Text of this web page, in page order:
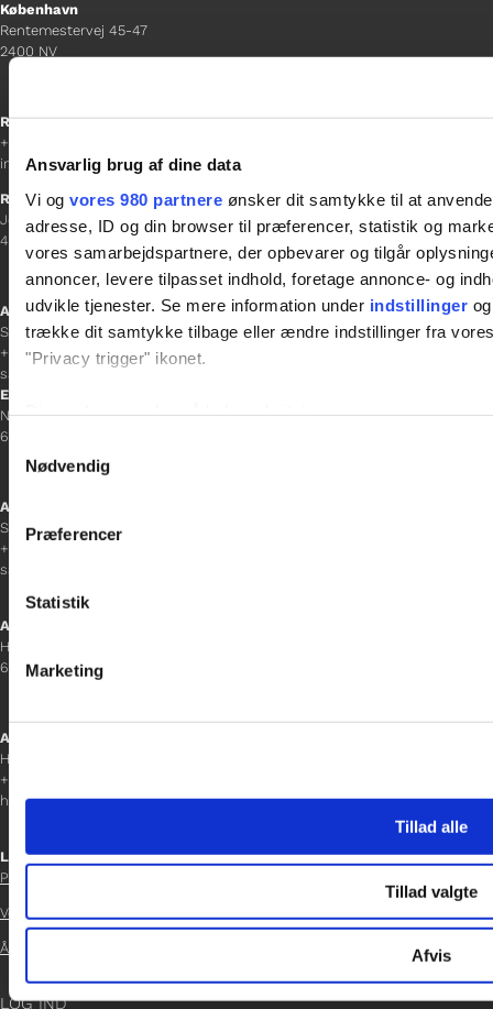
Ansvarlig brug af dine data
Vi og vores 980 partnere ønsker dit samtykke til at
adresse, ID og din browser til præferencer, statistik og
vores samarbejdspartnere, der opbevarer og tilgår
annoncer, levere tilpasset indhold, foretage annonce- og
udvikle tjenester. Se mere information under indstillinger
trække dit samtykke tilbage eller ændre indstillinger fra
"Privacy trigger" ikonet.
Vi bruger cookies til at tilpasse vores indhold og annoncer,
data med andre oplysninger, du har givet dem, eller som de
Nødvendig
Præferencer
Statistik
Marketing
Tillad alle
Tillad valgte
Afvis
København
Rentemestervej 45-47
2400 NV
Receptionen
+45 38 12 01 00
information@gladfonden.dk
Ringsted
Jernbanevej 8
4100 Ringsted
Afdelingschef
Sacha Lohmann Weiss
+45 40 27 91 11
sacha.lw@gladfonden.dk
Esbjerg
Norgesgade 1, 2. sal
6700 Esbjerg
Afdelingschef
Sanne Hansen
+45 23 69 19 35
sanne.h@gladfonden.dk
Aabenraa
H P Hanssens Gade 23, 2.
6200 Aabenraa
Afdelingschef
Helene Teichert
+45 29 37 32 41
helene.t@gladfonden.dk
Links
Persondatapolitik
Vedtægter
Årsrapport 2021
LOG IND


